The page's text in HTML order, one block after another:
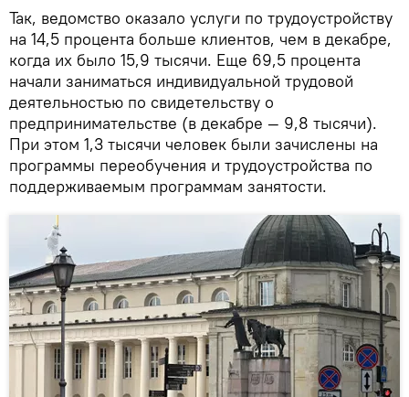
Так, ведомство оказало услуги по трудоустройству
на 14,5 процента больше клиентов, чем в декабре,
когда их было 15,9 тысячи. Еще 69,5 процента
начали заниматься индивидуальной трудовой
деятельностью по свидетельству о
предпринимательстве (в декабре — 9,8 тысячи).
При этом 1,3 тысячи человек были зачислены на
программы переобучения и трудоустройства по
поддерживаемым программам занятости.